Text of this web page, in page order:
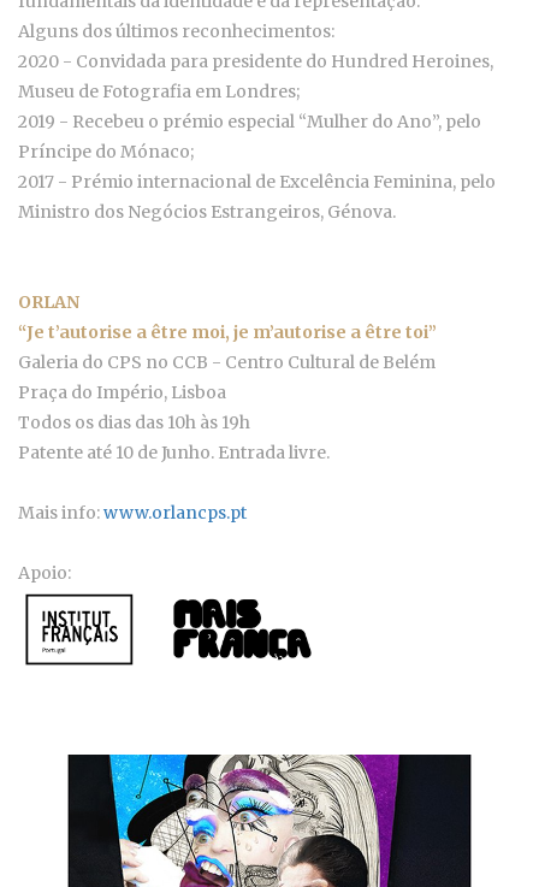
Alguns dos últimos reconhecimentos:
2020 - Convidada para presidente do Hundred Heroines,
Museu de Fotografia em Londres;
2019 - Recebeu o prémio especial “Mulher do Ano”, pelo
Príncipe do Mónaco;
2017 - Prémio internacional de Excelência Feminina, pelo
Ministro dos Negócios Estrangeiros, Génova.
ORLAN
“Je t’autorise a être moi, je m’autorise a être toi”
Galeria do CPS no CCB - Centro Cultural de Belém
Praça do Império, Lisboa
Todos os dias das 10h às 19h
Patente até 10 de Junho. Entrada livre.
Mais info:www.orlancps.pt
Apoio: